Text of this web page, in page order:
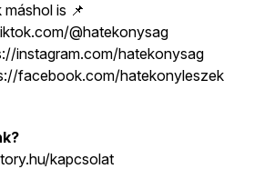
is 📌
@hatekonysag
instagram.com/hatekonysag
facebook.com/hatekonyleszek
kapcsolat